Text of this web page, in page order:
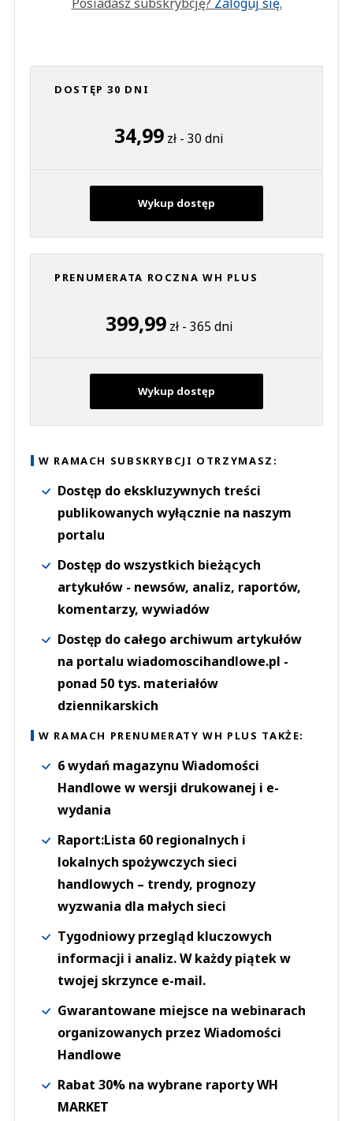
DOSTĘP 30 DNI
34,99 zł - 30 dni
Wykup dostęp
PRENUMERATA ROCZNA WH PLUS
399,99zł - 365 dni
Wykup dostęp
W RAMACH SUBSKRYBCJI OTRZYMASZ:
Dostęp do ekskluzywnych treści
publikowanych wyłącznie na naszym
portalu
Dostęp do wszystkich bieżących
artykułów - newsów, analiz, raportów,
komentarzy, wywiadów
Dostęp do całego archiwum artykułów
na portalu wiadomoscihandlowe.pl -
ponad 50 tys. materiałów
dziennikarskich
W RAMACH PRENUMERATY WH PLUS TAKŻE:
6 wydań magazynu Wiadomości
Handlowe w wersji drukowanej i e-
wydania
Raport:Lista 60 regionalnych i
lokalnych spożywczych sieci
handlowych – trendy, prognozy
wyzwania dla małych sieci
Tygodniowy przegląd kluczowych
informacji i analiz. W każdy piątek w
twojej skrzynce e-mail.
Gwarantowane miejsce na webinarach
organizowanych przez Wiadomości
Handlowe
Rabat 30% na wybrane raporty WH
MARKET